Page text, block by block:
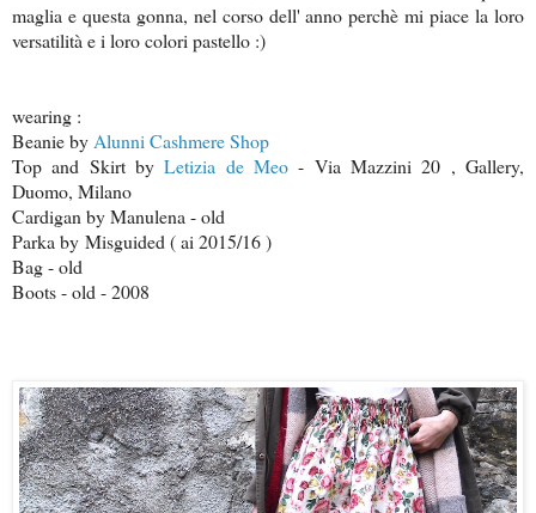
maglia e questa gonna, nel corso dell' anno perchè mi piace la loro
versatilità e i loro colori pastello :)
wearing :
Beanie by Alunni Cashmere Shop
Top and Skirt byLetizia de Meo - Via Mazzini 20 , Gallery,
Duomo, Milano
Cardigan by Manulena - old
Parka by Misguided ( ai 2015/16 )
Bag - old
Boots - old - 2008